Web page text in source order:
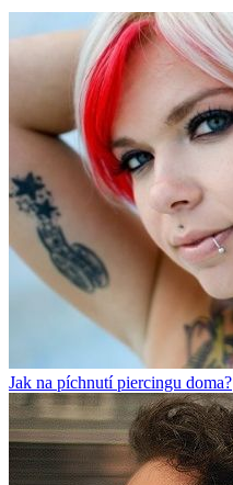
Jak na píchnutí piercingu doma?